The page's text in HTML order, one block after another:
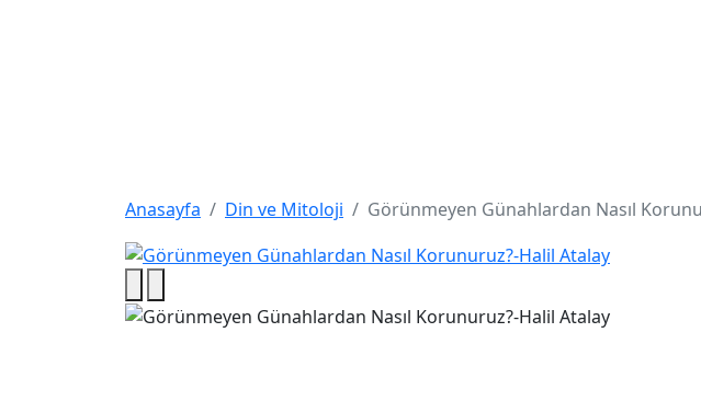
Anasayfa Din ve Mitoloji Görünmeyen Günahlardan Nasıl